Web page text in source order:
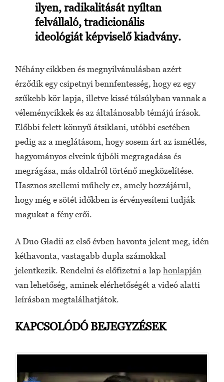
ilyen, radikalitását nyíltan
felvállaló, tradicionális
ideológiát képviselő kiadvány.
Néhány cikkben és megnyilvánulásban azért
érződik egy csipetnyi bennfentesség, hogy ez egy
szűkebb kör lapja, illetve kissé túlsúlyban vannak a
véleménycikkek és az általánosabb témájú írások.
Előbbi felett könnyű átsiklani, utóbbi esetében
pedig az a meglátásom, hogy sosem árt az ismétlés,
hagyományos elveink újbóli megragadása és
megrágása, más oldalról történő megközelítése.
Hasznos szellemi műhely ez, amely hozzájárul,
hogy még e sötét időkben is érvényesíteni tudják
magukat a fény erői.
A Duo Gladii az első évben havonta jelent meg, idén
kéthavonta, vastagabb dupla számokkal
jelentkezik. Rendelni és előfizetni a lap honlapján
van lehetőség, aminek elérhetőségét a videó alatti
leírásban megtalálhatjátok.
KAPCSOLÓDÓ BEJEGYZÉSEK